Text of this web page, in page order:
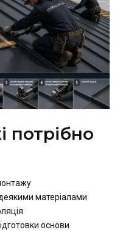
потрібно
матеріалами
основи